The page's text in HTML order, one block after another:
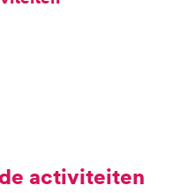
activiteiten